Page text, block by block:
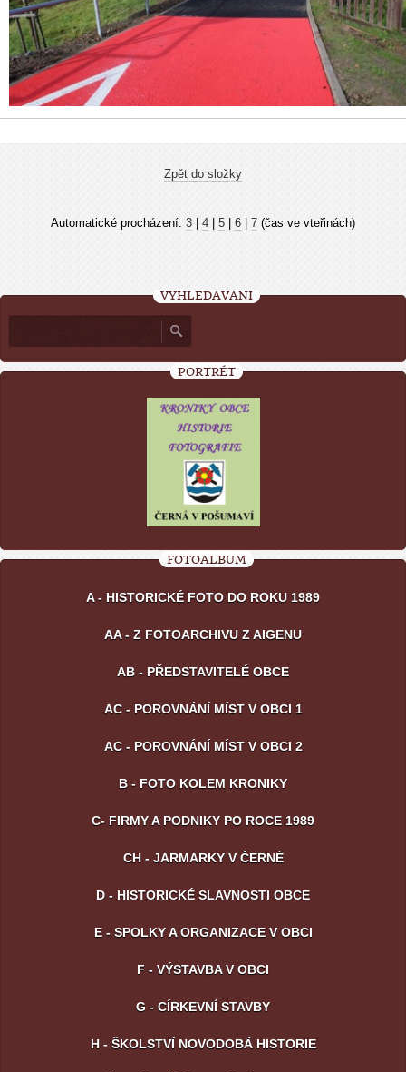
Zpět do složky
Automatické procházení: 3 4 5 6 7 (čas ve vteřinách)
VYHLEDÁVÁNÍ
PORTRÉT
FOTOALBUM
A - HISTORICKÉ FOTO DO ROKU 1989
AA - Z FOTOARCHIVU Z AIGENU
AB - PŘEDSTAVITELÉ OBCE
AC - POROVNÁNÍ MÍST V OBCI 1
AC - POROVNÁNÍ MÍST V OBCI 2
B - FOTO KOLEM KRONIKY
C- FIRMY A PODNIKY PO ROCE 1989
CH - JARMARKY V ČERNÉ
D - HISTORICKÉ SLAVNOSTI OBCE
E - SPOLKY A ORGANIZACE V OBCI
F - VÝSTAVBA V OBCI
G - CÍRKEVNÍ STAVBY
H - ŠKOLSTVÍ NOVODOBÁ HISTORIE